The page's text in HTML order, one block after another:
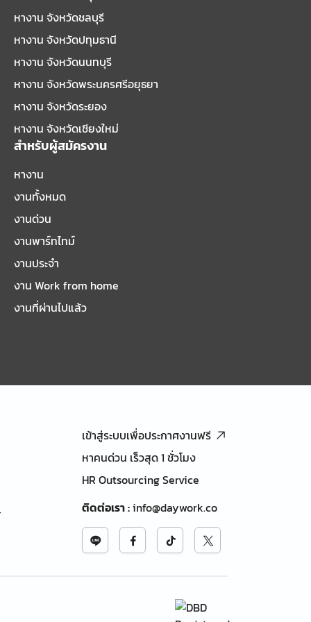
หางาน จังหวัดชลบุรี
หางาน จังหวัดปทุมธานี
หางาน จังหวัดนนทบุรี
หางาน จังหวัดพระนครศรีอยุธยา
หางาน จังหวัดระยอง
หางาน จังหวัดเชียงใหม่
สำหรับผู้สมัครงาน
หางาน
งานทั้งหมด
งานด่วน
งานพาร์ทไทม์
งานประจำ
งาน Work from home
งานที่ผ่านไปแล้ว
เข้าสู่ระบบเพื่อประกาศงานฟรี
หาคนด่วน เร็วสุด 1 ชั่วโมง
HR Outsourcing Service
ติดต่อเรา:info@daywork.co